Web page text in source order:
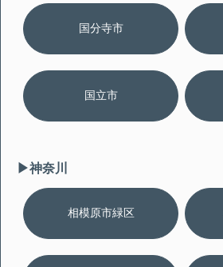
国分寺市
国立市
▶︎神奈川
相模原市緑区